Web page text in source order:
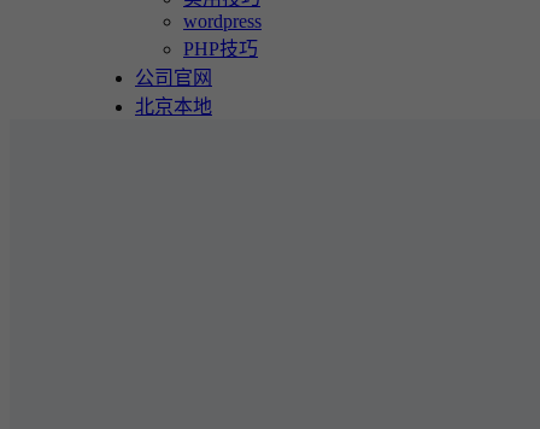
wordpress
PHP技巧
公司官网
北京本地